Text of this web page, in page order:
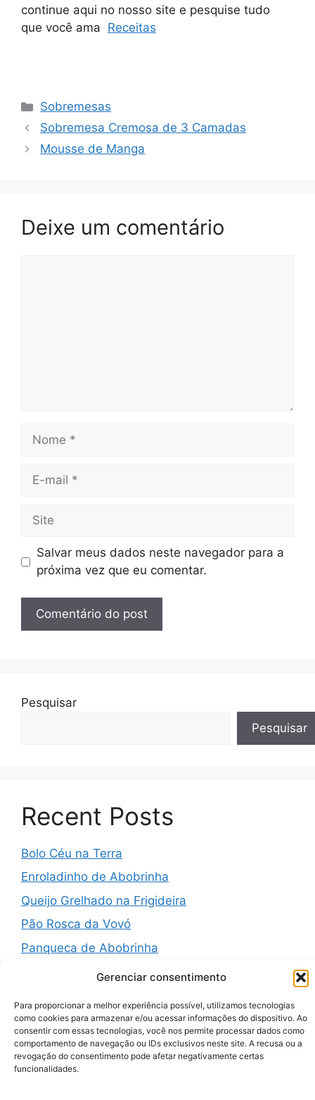
Gerenciar consentimento
Para proporcionar a melhor experiência possível, utilizamos tecnologias
como cookies para armazenar e/ou acessar informações do dispositivo. Ao
consentir com essas tecnologias, você nos permite processar dados como
comportamento de navegação ou IDs exclusivos neste site. A recusa ou a
revogação do consentimento pode afetar negativamente certas
funcionalidades.
continue aqui no nosso site e pesquise tudo
que você ama Receitas
Categorias
Sobremesas
Sobremesa Cremosa de 3 Camadas
Mousse de Manga
Deixe um comentário
Nome
Site
Salvar meus dados neste navegador para a
próxima vez que eu comentar.
Pesquisar
Pesquisar
Recent Posts
Bolo Céu na Terra
Enroladinho de Abobrinha
Queijo Grelhado na Frigideira
Pão Rosca da Vovó
Panqueca de Abobrinha
Recent Comments
A WordPress Commenter Hello world!